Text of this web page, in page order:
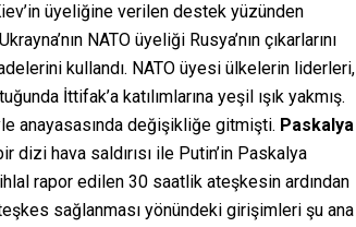
üyeliğine verilen destek yüzünden
NATO üyeliği Rusya’nın çıkarlarını
kullandı. NATO üyesi ülkelerin liderleri,
İttifak’a katılımlarına yeşil ışık yakmış.
anayasasında değişikliğe gitmişti. Paskalya
dizi hava saldırısı ile Putin’in Paskalya
rapor edilen 30 saatlik ateşkesin ardından
sağlanması yönündeki girişimleri şu ana